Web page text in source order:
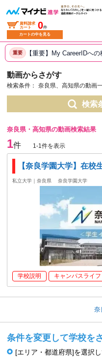
資料請求
カート
0件
カートの中を見る
重要 【重要】My CareerIDへ
動画からさがす
検索条件： 奈良県、高知県の動画
検索
奈良県・高知県の動画検索結果
1件 1-1件を表示
【奈良学園大学】在校
私立大学｜奈良県 奈良学園大学
学校説明 キャンパスライフ
奈
条件を変更して学校を
[エリア・都道府県]を選択